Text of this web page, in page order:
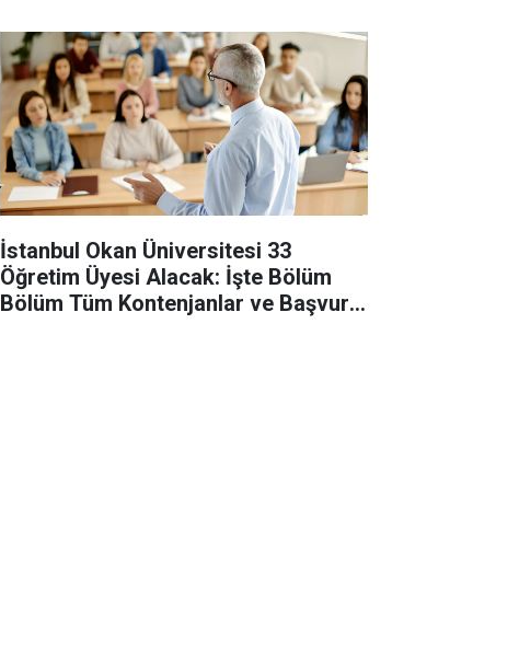
İstanbul Okan Üniversitesi 33
Öğretim Üyesi Alacak: İşte Bölüm
Bölüm Tüm Kontenjanlar ve Başvuru